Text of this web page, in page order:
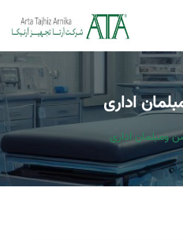
اداری
ومبلمان اداری